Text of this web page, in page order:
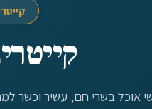
בשרי חם, עשיר וכשר למהדרין ב-₪58 למנה